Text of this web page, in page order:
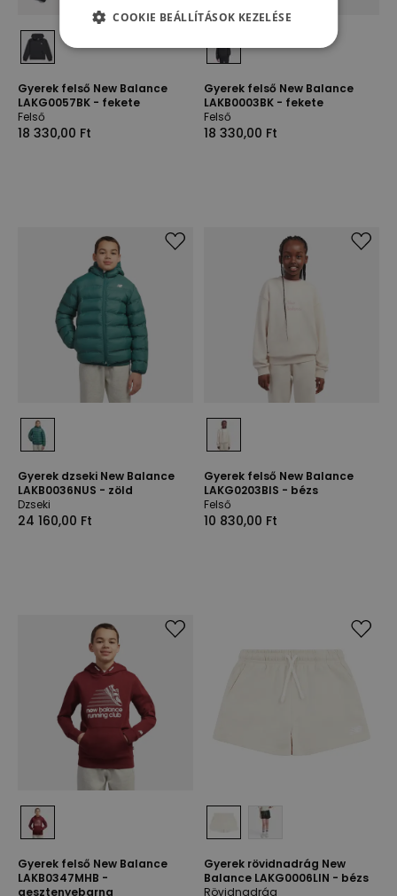
Gyerek felső New Balance
LAKG0057BK - fekete
Felső
18 330,00 Ft
Gyerek felső New Balance
LAKB0003BK - fekete
Felső
18 330,00 Ft
Gyerek dzseki New Balance
LAKB0036NUS - zöld
Dzseki
24 160,00 Ft
Gyerek felső New Balance
LAKG0203BIS - bézs
Felső
10 830,00 Ft
Gyerek felső New Balance
LAKB0347MHB -
gesztenyebarna
Gyerek rövidnadrág New
Balance LAKG0006LIN - bézs
Rövidnadrág
COOKIE BEÁLLÍTÁSOK KEZELÉSE